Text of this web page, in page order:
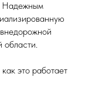
Надежным
это работает